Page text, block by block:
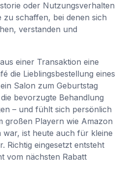
oder Nutzungsverhalten
zu schaffen, bei denen sich
verstanden und
einer Transaktion eine
die Lieblingsbestellung eines
Salon zum Geburtstag
bevorzugte Behandlung
– und fühlt sich persönlich
großen Playern wie Amazon
ist heute auch für kleine
Richtig eingesetzt entsteht
vom nächsten Rabatt